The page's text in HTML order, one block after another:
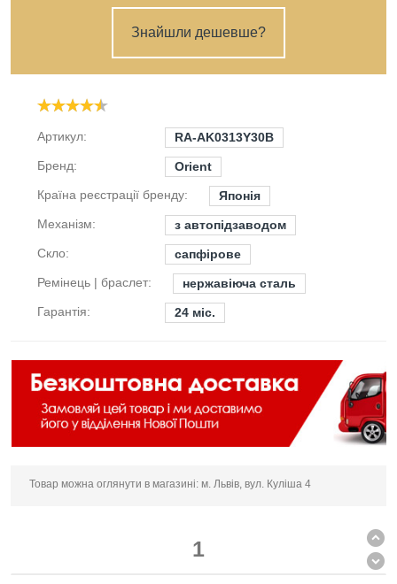
Знайшли дешевше?
Артикул:
RA-AK0313Y30B
Бренд:
Orient
Країна реєстрації бренду:
Японія
Механізм:
з автопідзаводом
Скло:
сапфірове
Ремінець | браслет:
нержавіюча сталь
Гарантія:
24 міс.
Товар можна оглянути в магазині: м. Львів, вул. Куліша 4